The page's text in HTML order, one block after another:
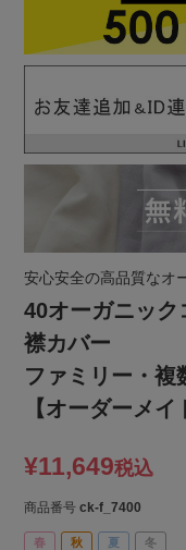
安心安全の高品質なオ
40オーガニッ
襟カバー
ファミリー・複
【オーダーメイ
¥11,649税込
商品番号 ck-f_7400
春 秋 夏 冬